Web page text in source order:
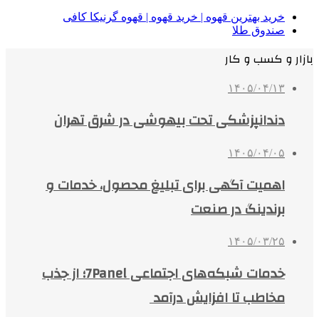
خرید بهترین قهوه | خرید قهوه | قهوه گرنیکا کافی
صندوق طلا
بازار و کسب و کار
۱۴۰۵/۰۴/۱۳
دندانپزشکی تحت بیهوشی در شرق تهران
۱۴۰۵/۰۴/۰۵
اهمیت آگهی برای تبلیغ محصول، خدمات و
برندینگ در صنعت
۱۴۰۵/۰۳/۲۵
خدمات شبکه‌های اجتماعی 7Panel؛ از جذب
مخاطب تا افزایش درآمد